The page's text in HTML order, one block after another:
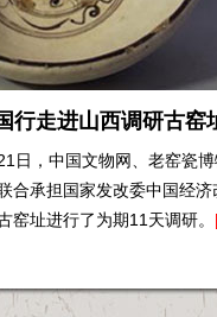
行走进山西调研古窑
日，中国文物网、老窑瓷
合承担国家发改委中国经济
窑址进行了为期11天调研。